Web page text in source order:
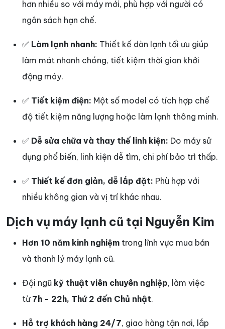
hơn nhiều so với máy mới, phù hợp với người có
ngân sách hạn chế.
✅ Làm lạnh nhanh: Thiết kế dàn lạnh tối ưu giúp
làm mát nhanh chóng, tiết kiệm thời gian khởi
động máy.
✅ Tiết kiệm điện: Một số model có tích hợp chế
độ tiết kiệm năng lượng hoặc làm lạnh thông minh.
✅ Dễ sửa chữa và thay thế linh kiện: Do máy sử
dụng phổ biến, linh kiện dễ tìm, chi phí bảo trì thấp.
✅ Thiết kế đơn giản, dễ lắp đặt: Phù hợp với
nhiều không gian và vị trí khác nhau.
Dịch vụ máy lạnh cũ tại Nguyễn Kim
Hơn 10 năm kinh nghiệm trong lĩnh vực mua bán
và thanh lý máy lạnh cũ.
Đội ngũ kỹ thuật viên chuyên nghiệp, làm việc
từ 7h - 22h, Thứ 2 đến Chủ nhật.
Hỗ trợ khách hàng 24/7, giao hàng tận nơi, lắp